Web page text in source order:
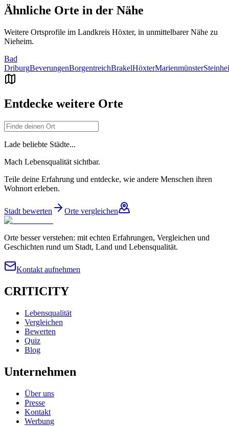
Ähnliche Orte in der Nähe
Weitere Ortsprofile im Landkreis Höxter, in unmittelbarer Nähe zu
Nieheim.
Bad
DriburgBeverungenBorgentreichBrakelHöxterMarienmünster
Entdecke weitere Orte
Lade beliebte Städte...
Mach Lebensqualität sichtbar.
Teile deine Erfahrung und entdecke, wie andere Menschen ihren
Wohnort erleben.
Stadt bewerten Orte vergleichen
Orte besser verstehen: mit echten Erfahrungen, Vergleichen und
Geschichten rund um Stadt, Land und Lebensqualität.
Kontakt aufnehmen
CRITICITY
Lebensqualität
Vergleichen
Bewerten
Quiz
Blog
Unternehmen
Über uns
Presse
Kontakt
Werbung